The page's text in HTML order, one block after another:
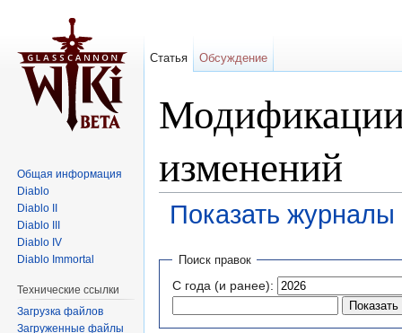
изменений
Показать
Поиск правок
С года (и ранее):
Статья Обсуждение
Общая информация
Diablo
Diablo II
Diablo III
Diablo IV
Diablo Immortal
Технические ссылки
Загрузка файлов
Загруженные файлы